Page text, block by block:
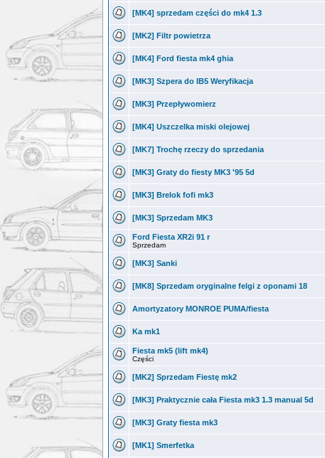
[MK4] sprzedam części do mk4 1.3
[MK2] Filtr powietrza
[MK4] Ford fiesta mk4 ghia
[MK3] Szpera do IB5 Weryfikacja
[MK3] Przepływomierz
[MK4] Uszczelka miski olejowej
[MK7] Trochę rzeczy do sprzedania
[MK3] Graty do fiesty MK3 '95 5d
[MK3] Brelok fofi mk3
[MK3] Sprzedam MK3
Ford Fiesta XR2i 91 r
Sprzedam
[MK3] Sanki
[MK8] Sprzedam oryginalne felgi z oponami 18
Amortyzatory MONROE PUMA/fiesta
Ka mk1
Fiesta mk5 (lift mk4)
Części
[MK2] Sprzedam Fiestę mk2
[MK3] Praktycznie cała Fiesta mk3 1.3 manual 5d
[MK3] Graty fiesta mk3
[MK1] Smerfetka